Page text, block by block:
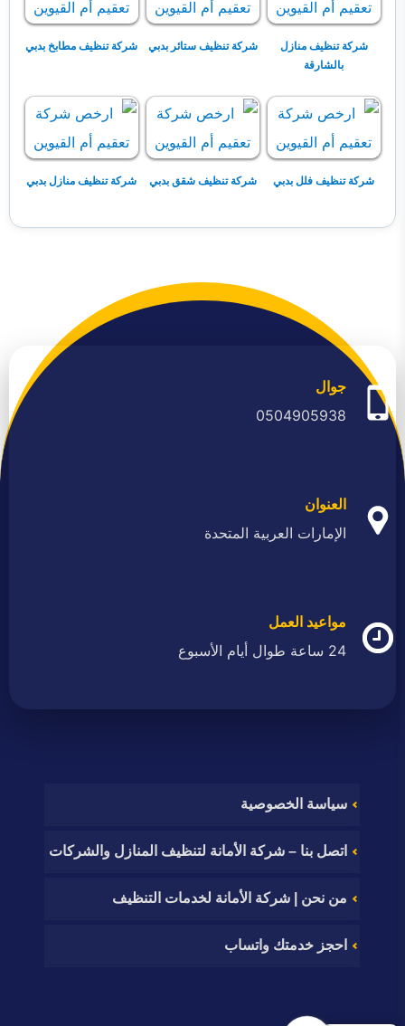
شركة تنظيف منازل
بالشارقة
شركة تنظيف ستائر بدبي شركة تنظيف مطابخ بدبي
شركة تنظيف فلل بدبي شركة تنظيف شقق بدبي شركة تنظيف منازل بدبي
جوال
0504905938
العنوان
الإمارات العربية المتحدة
مواعيد العمل
24 ساعة طوال أيام الأسبوع
سياسة الخصوصية
اتصل بنا – شركة الأمانة لتنظيف المنازل والشركات
من نحن | شركة الأمانة لخدمات التنظيف
احجز خدمتك واتساب